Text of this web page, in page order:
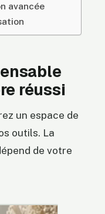
avancée
réussi
un espace de
outils. La
de votre